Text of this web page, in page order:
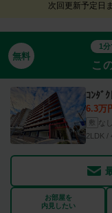
次回更新予定日
無料
1
こ
ｺﾝﾀﾞ
6.3万
敷 なし
2LDK /
お部屋を
内見したい